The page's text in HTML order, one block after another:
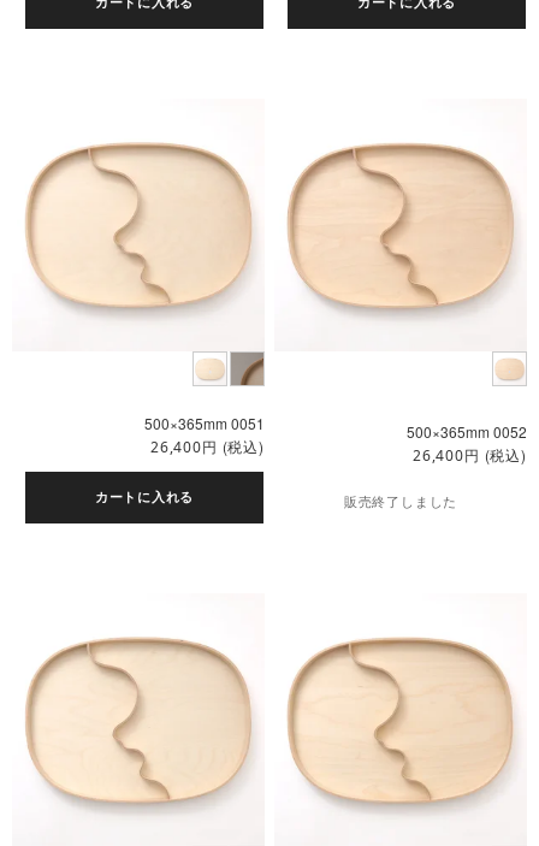
500×365mm 0051
26,400円 (税込)
カートに入れる
500×365mm 0052
26,400円 (税込)
販売終了しました